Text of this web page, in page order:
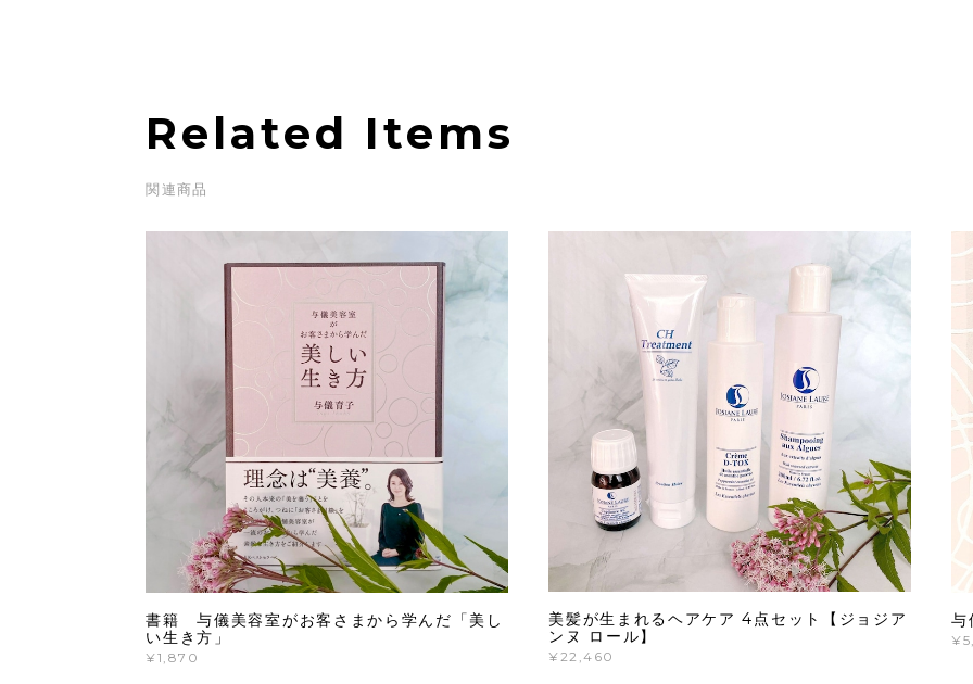
Related Items
関連商品
書籍 与儀美容室がお客さまから学んだ「美し
い生き方」
¥1,870
美髪が生まれるヘアケア 4点セット【ジョジア
ンヌ ロール】
¥22,460
与